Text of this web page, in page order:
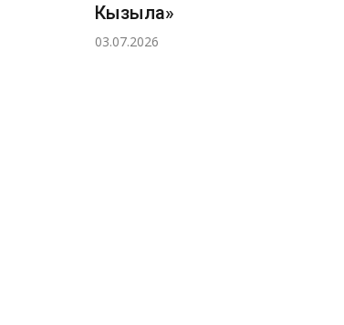
Кызыла»
03.07.2026